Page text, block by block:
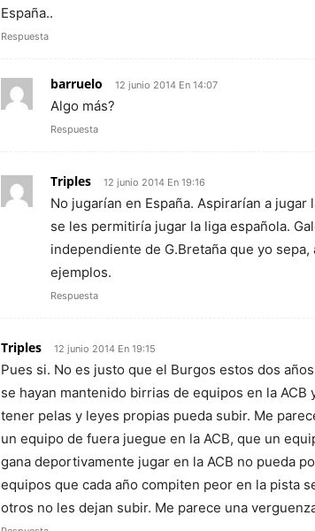
España..
Respuesta
barruelo 12 junio 2014 En 14:07
Algo más?
Respuesta
Triples 12 junio 2014 En 19:16
No jugarían en España. Aspirarían a jugar
se les permitiría jugar la liga española.
independiente de G.Bretaña que yo
ejemplos.
Respuesta
Triples 12 junio 2014 En 19:15
Pues si. No es justo que el Burgos estos dos
se hayan mantenido birrias de equipos en la ACB
tener pelas y leyes propias pueda subir. Me
un equipo de fuera juegue en la ACB, que un
gana deportivamente jugar en la ACB no pueda
equipos que cada año compiten peor en la pista
otros no les dejan subir. Me parece una